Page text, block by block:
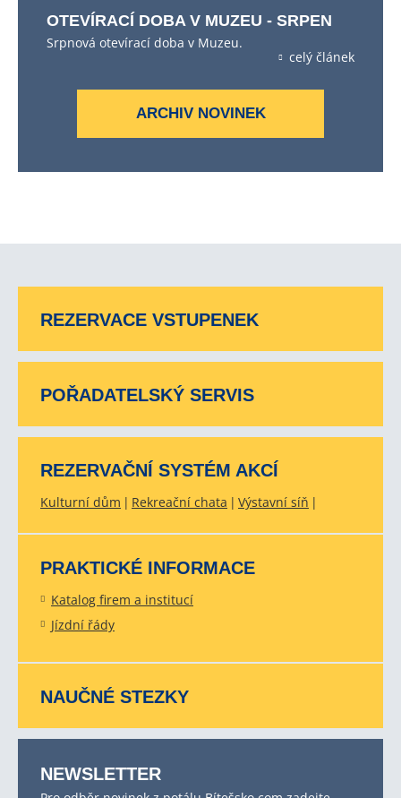
OTEVÍRACÍ DOBA V MUZEU - SRPEN
Srpnová otevírací doba v Muzeu.
celý článek
ARCHIV NOVINEK
REZERVACE VSTUPENEK
POŘADATELSKÝ SERVIS
REZERVAČNÍ SYSTÉM AKCÍ
Kulturní dům Rekreační chata Výstavní síň
PRAKTICKÉ INFORMACE
Katalog firem a institucí
Jízdní řády
NAUČNÉ STEZKY
NEWSLETTER